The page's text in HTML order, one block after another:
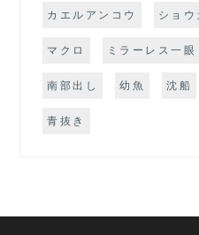
カエルアンコウ ショウ
マクロ ミラーレス一眼
南部出し 幼魚 沈船
青抜き